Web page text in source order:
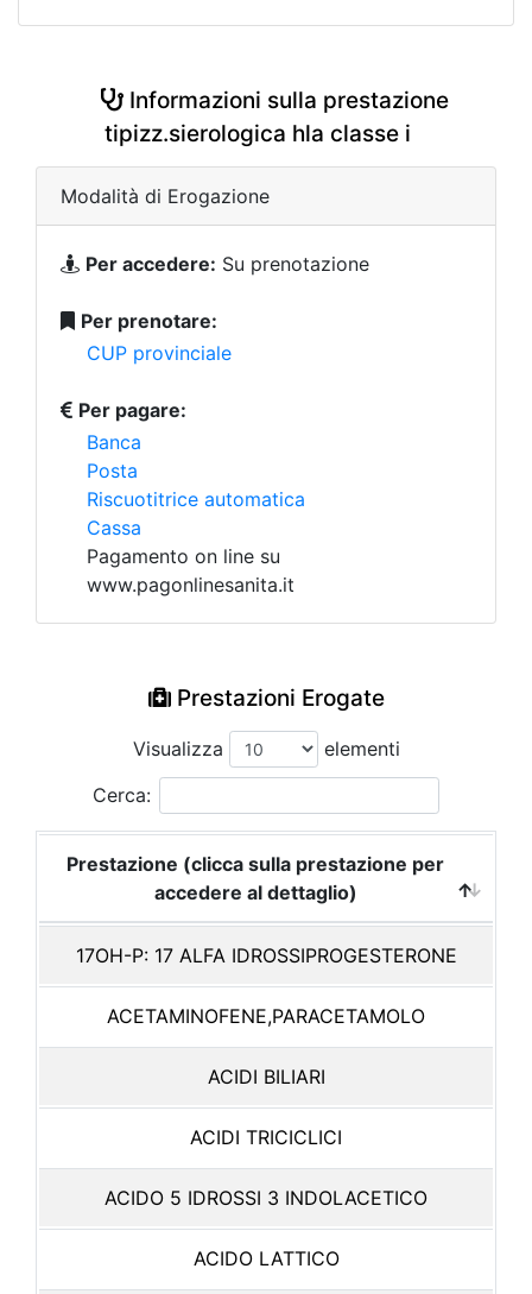
Informazioni sulla prestazione
tipizz.sierologica hla classe i
Modalità di Erogazione
Per accedere: Su prenotazione
Per prenotare:
CUP provinciale
Per pagare:
Banca
Posta
Riscuotitrice automatica
Cassa
Pagamento on line su
www.pagonlinesanita.it
Prestazioni Erogate
Visualizza
elementi
Cerca:
Prestazione (clicca sulla prestazione per
accedere al dettaglio)
17OH-P: 17 ALFA IDROSSIPROGESTERONE
ACETAMINOFENE,PARACETAMOLO
ACIDI BILIARI
ACIDI TRICICLICI
ACIDO 5 IDROSSI 3 INDOLACETICO
ACIDO LATTICO